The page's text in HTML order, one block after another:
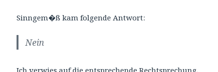
Sinngem�ß kam folgende Antwort:
Nein